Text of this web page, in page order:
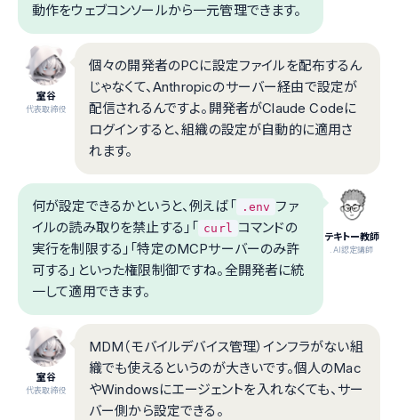
動作をウェブコンソールから一元管理できます。
室谷
代表取締役
個々の開発者のPCに設定ファイルを配布するん
じゃなくて、Anthropicのサーバー経由で設定が
配信されるんですよ。開発者がClaude Codeに
ログインすると、組織の設定が自動的に適用さ
れます。
テキトー教師
.AI認定講師
何が設定できるかというと、例えば「 .env ファ
イルの読み取りを禁止する」「 curl
コマンドの
実行を制限する」「特定のMCPサーバーのみ許
可する」といった権限制御ですね。全開発者に統
一して適用できます。
室谷
代表取締役
MDM（モバイルデバイス管理）インフラがない組
織でも使えるというのが大きいです。個人のMac
やWindowsにエージェントを入れなくても、サー
バー側から設定できる。